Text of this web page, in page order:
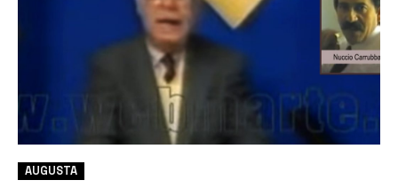
AUGUSTA